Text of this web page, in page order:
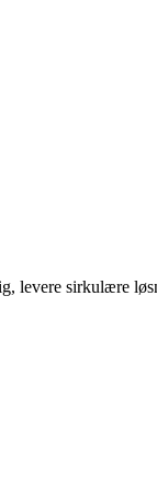
levere sirkulære